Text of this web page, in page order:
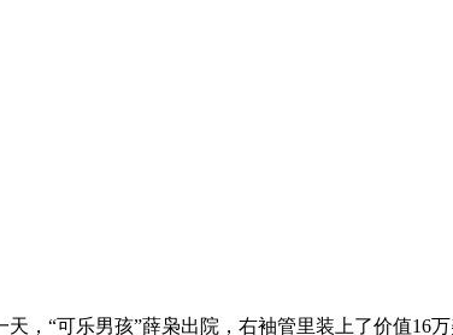
天，“可乐男孩”薛枭出院，右袖管里装上了价值